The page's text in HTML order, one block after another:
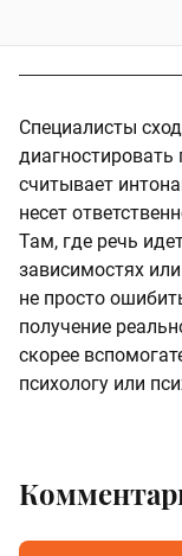
Специалисты
диагностировать
считывает
несет
Там, где речь
зависимостях
не просто
получение
скорее
психологу или